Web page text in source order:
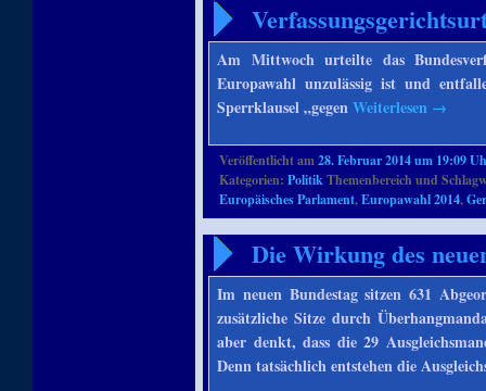
Am Mittwoch urteilte das
Europawahl unzulässig ist und
Sperrklausel „gegenWeiterlesen →
Veröffentlicht am28. Februar 2014 um 19:09
Kategorien:PolitikThemenbereich und
Europäisches Parlament,Europawahl 2014,
Die Wirkung des
Im neuen Bundestag sitzen 631
zusätzliche Sitze durch
aber denkt, dass die 29
Denn tatsächlich entstehen die